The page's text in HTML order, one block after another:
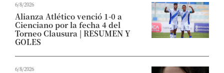
6/8/2026
Alianza Atlético venció 1-0 a
Cienciano por la fecha 4 del
Torneo Clausura | RESUMEN Y
GOLES
6/8/2026